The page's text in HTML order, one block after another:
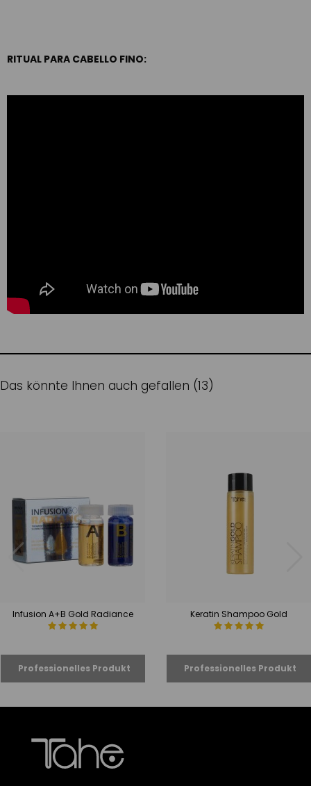
RITUAL PARA CABELLO FINO:
Das könnte Ihnen auch gefallen (13)
Infusion A+B Gold Radiance Keratin Shampoo Gold